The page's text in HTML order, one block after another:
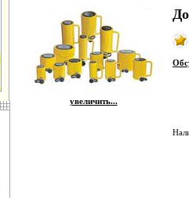
увеличить...